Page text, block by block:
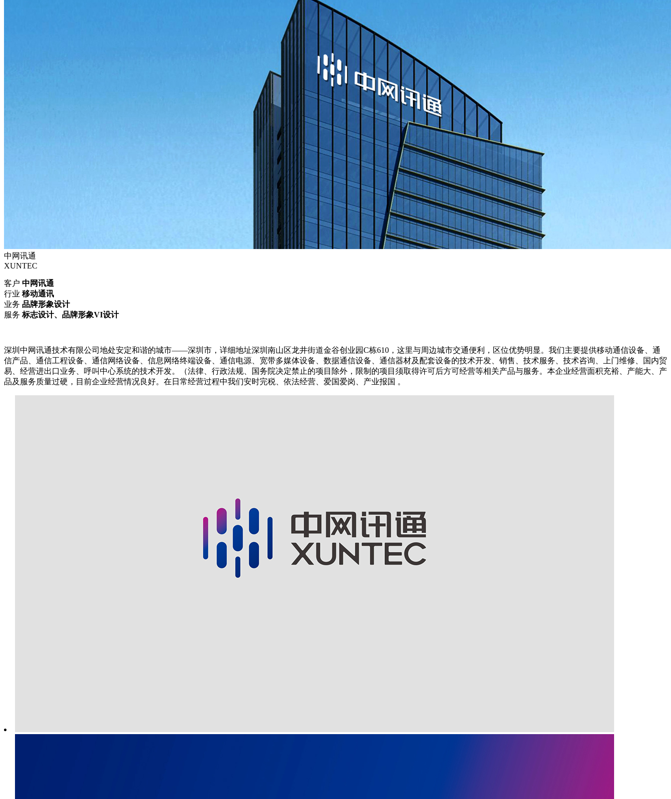
中网讯通
XUNTEC
客户 中网讯通
行业 移动通讯
业务 品牌形象设计
服务 标志设计、品牌形象VI设计
深圳中网讯通技术有限公司地处安定和谐的城市——深圳市，详细地址深圳南山区龙井街道金谷创业园C栋610，这里与周边城市交通便利，区位优势明显。我们主要提供移动通信设备、通
信产品、通信工程设备、通信网络设备、信息网络终端设备、通信电源、宽带多媒体设备、数据通信设备、通信器材及配套设备的技术开发、销售、技术服务、技术咨询、上门维修、国内贸
易、经营进出口业务、呼叫中心系统的技术开发。（法律、行政法规、国务院决定禁止的项目除外，限制的项目须取得许可后方可经营等相关产品与服务。本企业经营面积充裕、产能大、产
品及服务质量过硬，目前企业经营情况良好。在日常经营过程中我们安时完税、依法经营、爱国爱岗、产业报国 。